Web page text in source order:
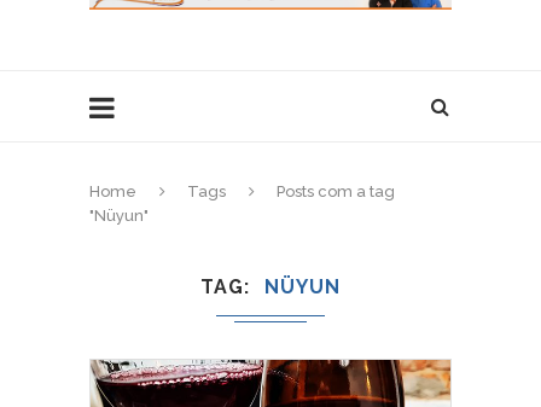
Home Tags
Posts com a tag
"Nüyun"
TAG NÜYUN